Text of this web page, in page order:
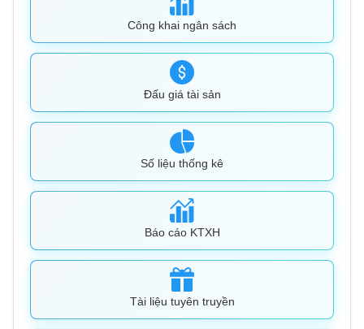
Công khai ngân sách
Đấu giá tài sản
Số liệu thống kê
Báo cáo KTXH
Tài liệu tuyên truyền